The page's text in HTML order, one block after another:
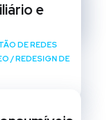
e
DE REDES
/REDESIGN DE